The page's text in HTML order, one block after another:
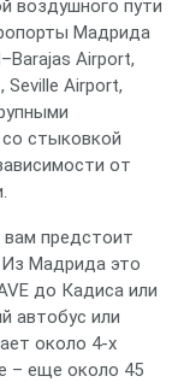
воздушного пути
Мадрида
Airport,
Seville Airport,
стыковкой
от
предстоит
Мадрида это
до Кадиса или
автобус или
около 4-х
– еще около 45